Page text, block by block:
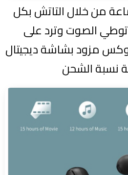
من خلال التاتش بكل
الصوت وترد على
مزود بشاشة ديجيتال
نسبة الشحن